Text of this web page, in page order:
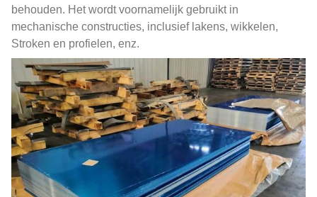
behouden. Het wordt voornamelijk gebruikt in
mechanische constructies, inclusief lakens, wikkelen,
Stroken en profielen, enz.